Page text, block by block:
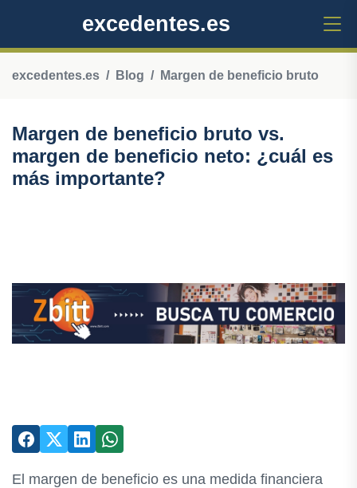
excedentes.es
excedentes.es Blog Margen de beneficio bruto
Margen de beneficio bruto vs.
margen de beneficio neto: ¿cuál es
más importante?
El margen de beneficio es una medida financiera